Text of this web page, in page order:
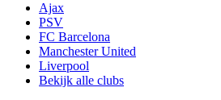
Ajax
PSV
FC Barcelona
Manchester United
Liverpool
Bekijk alle clubs